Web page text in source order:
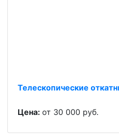
Телескопические
Цена: от 30 000 руб.